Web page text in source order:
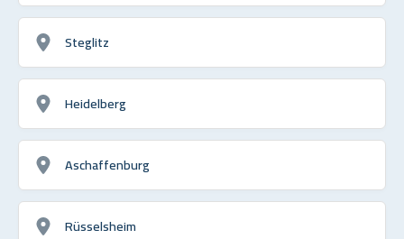
Steglitz
Heidelberg
Aschaffenburg
Rüsselsheim